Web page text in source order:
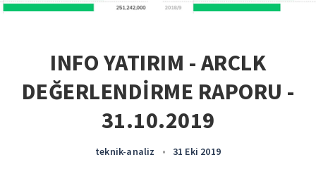
INFO YATIRIM - ARCLK
DEĞERLENDİRME RAPORU -
31.10.2019
teknik-analiz • 31 Eki 2019